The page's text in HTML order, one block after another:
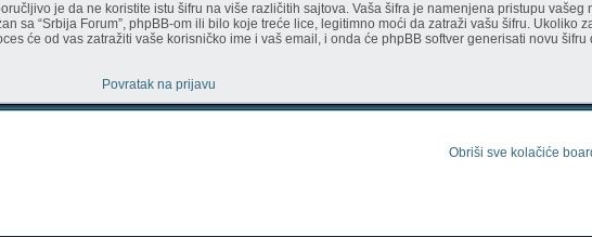
je da ne koristite istu šifru na više različitih sajtova. Vaša šifra je namenjena pristupu vašeg
sa “Srbija Forum”, phpBB-om ili bilo koje treće lice, legitimno moći da zatraži vašu šifru. Ukoliko
će od vas zatražiti vaše korisničko ime i vaš email, i onda će phpBB softver generisati novu
Povratak na prijavu
Obriši sve kolačiće